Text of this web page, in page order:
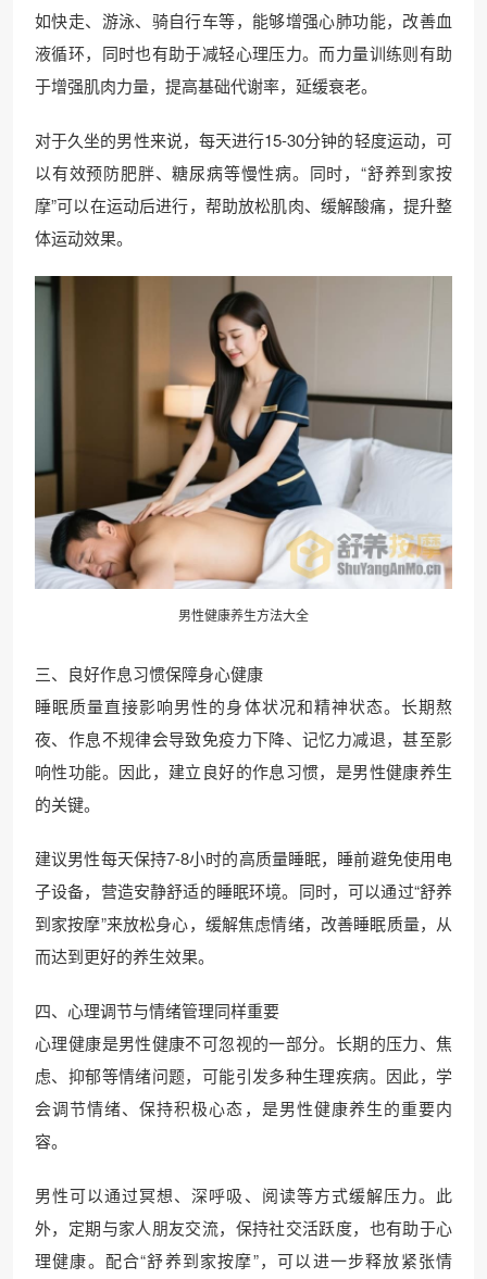
如快走、游泳、骑自行车等，能够增强心肺功能，改善血
液循环，同时也有助于减轻心理压力。而力量训练则有助
于增强肌肉力量，提高基础代谢率，延缓衰老。
对于久坐的男性来说，每天进行15-30分钟的轻度运动，可
以有效预防肥胖、糖尿病等慢性病。同时，“舒养到家按
摩”可以在运动后进行，帮助放松肌肉、缓解酸痛，提升整
体运动效果。
男性健康养生方法大全
三、良好作息习惯保障身心健康
睡眠质量直接影响男性的身体状况和精神状态。长期熬
夜、作息不规律会导致免疫力下降、记忆力减退，甚至影
响性功能。因此，建立良好的作息习惯，是男性健康养生
的关键。
建议男性每天保持7-8小时的高质量睡眠，睡前避免使用电
子设备，营造安静舒适的睡眠环境。同时，可以通过“舒养
到家按摩”来放松身心，缓解焦虑情绪，改善睡眠质量，从
而达到更好的养生效果。
四、心理调节与情绪管理同样重要
心理健康是男性健康不可忽视的一部分。长期的压力、焦
虑、抑郁等情绪问题，可能引发多种生理疾病。因此，学
会调节情绪、保持积极心态，是男性健康养生的重要内
容。
男性可以通过冥想、深呼吸、阅读等方式缓解压力。此
外，定期与家人朋友交流，保持社交活跃度，也有助于心
理健康。配合“舒养到家按摩”，可以进一步释放紧张情